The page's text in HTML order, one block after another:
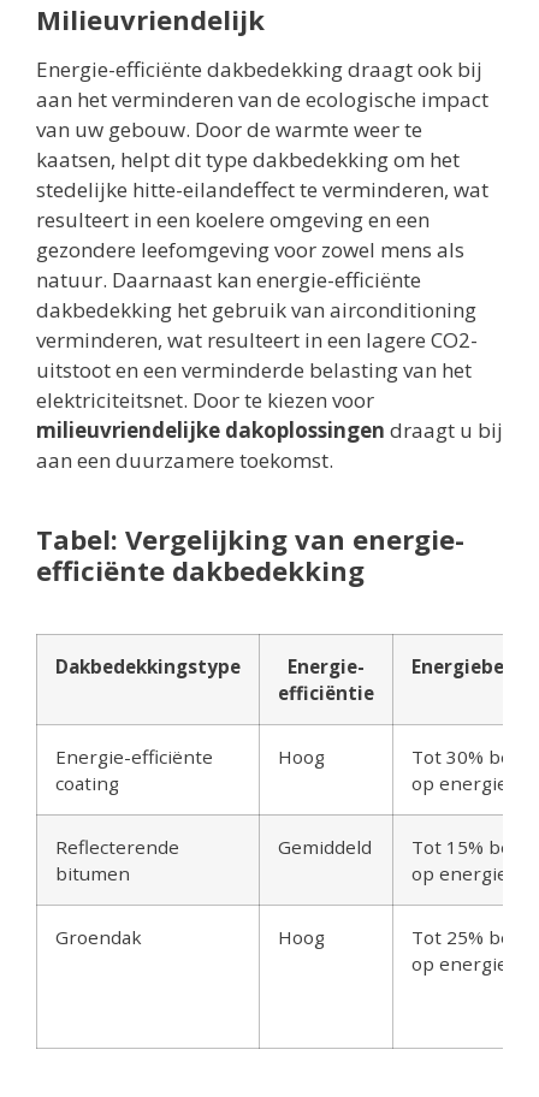
Milieuvriendelijk
Energie-efficiënte dakbedekking draagt ook bij
aan het verminderen van de ecologische impact
van uw gebouw. Door de warmte weer te
kaatsen, helpt dit type dakbedekking om het
stedelijke hitte-eilandeffect te verminderen, wat
resulteert in een koelere omgeving en een
gezondere leefomgeving voor zowel mens als
natuur. Daarnaast kan energie-efficiënte
dakbedekking het gebruik van airconditioning
verminderen, wat resulteert in een lagere CO2-
uitstoot en een verminderde belasting van het
elektriciteitsnet. Door te kiezen voor
milieuvriendelijke dakoplossingen draagt u bij
aan een duurzamere toekomst.
Tabel: Vergelijking van energie-
efficiënte dakbedekking
Dakbedekkingstype
Energie-
efficiëntie
Energie-efficiënte
coating
Hoog
Tot 30%
op
Reflecterende
bitumen
Gemiddeld
Tot 15%
op
Groendak Hoog
Tot 25%
op